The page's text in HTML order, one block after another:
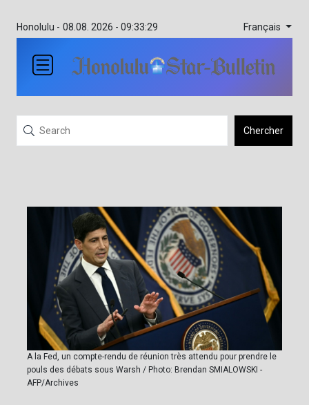
Honolulu - 08.08. 2026 - 09:33:29 Français
Chercher
A la Fed, un compte-rendu de réunion très attendu pour prendre le
pouls des débats sous Warsh / Photo: Brendan SMIALOWSKI -
AFP/Archives